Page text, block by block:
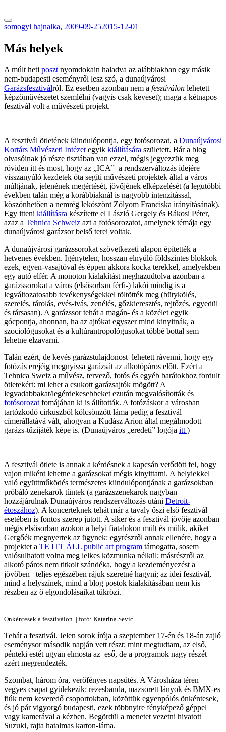
somogyi hajnalka, 2009-09-252015-12-01
Más helyek
A múlt heti poszt nyomdokain haladva az alábbiakban egy másik
nem-budapesti eseményről lesz szó, a dunaújvárosi
Garázsfesztiválról. Ez esetben azonban nem a fesztiválon lehetett
képzőművészetet szemlélni (vagyis csak keveset); maga a kétnapos
fesztivál volt a művészeti projekt.
A fesztivál ötletének kiindulópontja, egy fotósorozat, a Dunaújvárosi
Kortárs Művészeti Intézet egyik kiállítására született. Bár a blog
olvasóinak jó része tisztában van ezzel, mégis jegyezzük meg
röviden itt és most, hogy az „ICA” a rendszerváltozás idejére
visszanyúló kezdetek óta segíti művészeti projektek által a város
múltjának, jelenének megértését, jövőjének elképzelését (a legutóbbi
években talán még a korábbiaknál is nagyobb intenzitással,
köszönhetően a nemrég leköszönt Zólyom Franciska irányításának).
Egy itteni kiállításra készítette el László Gergely és Rákosi Péter,
azaz a Tehnica Schweiz azt a fotósorozatot, amelynek témája egy
dunaújvárosi garázsor belső terei voltak.
A dunaújvárosi garázssorokat szövetkezeti alapon építették a
hetvenes években. Igénytelen, hosszan elnyúló földszintes blokkok
ezek, egyen-vasajtóval és éppen akkora kocka terekkel, amelyekben
egy autó elfér. A monoton kialakítást meghazudtolva azonban a
garázssorokat a város (elsősorban férfi-) lakói mindig is a
legváltozatosabb tevékenységekkel töltötték meg (bütykölés,
szerelés, tárolás, evés-ivás, zenélés, gőzkieresztés, rejtőzés, egyedül
és társasan). A garázssor tehát a magán- és a közélet egyik
gócpontja, ahonnan, ha az ajtókat egyszer mind kinyitnák, a
szociológusokat és a kultúrantropológusokat többé bottal sem
lehetne elzavarni.
Talán ezért, de kevés garázstulajdonost lehetett rávenni, hogy egy
fotózás erejéig megnyissa garázsát az alkotópáros előtt. Ezért a
Tehnica Sweiz a művész, tervező, fotós és egyéb barátokhoz fordult
ötletekért: mi lehet a csukott garázsajtók mögött? A
legvadabbakat/legérdekesebbeket ezután megvalósították és
fotósorozat fomájában ki is állították. A fotózáskor a városban
tartózkodó cirkuszból kölcsönzött láma pedig a fesztivál
címerállatává vált, ahogyan a Kudász Arion által megálmodott
garázs-tűzijáték képe is. (Dunaújváros „eredeti” logója itt )
A fesztivál ötlete is annak a kérdésnek a kapcsán vetődött fel, hogy
vajon miként lehetne a garázsokat mégis kinyittatni. A helyiekkel
való együttműködés természetes kiindulópontjának a garázsokban
próbáló zenekarok tűntek (a garázszenekarok nagyban
hozzájárulnak Dunaújváros rendszerváltozás utáni Detroit-
étoszához). A koncerteknek tehát már a tavaly őszi első fesztivál
esetében is fontos szerep jutott. A siker és a fesztivál jövője azonban
mégis elsősorban azokon a helyi fiatalokon múlt és múlik, akiket
Gergőék megnyertek az ügynek: egyrészről annak ellenére, hogy a
projektet a TE ITT ÁLL public art program támogatta, sosem
valósulhatott volna meg lelkes közmunka nélkül; másrészről az
alkotó páros nem titkolt szándéka, hogy a kezdeményezést a
jövőben teljes egészében rájuk szeretné hagyni; az idei fesztivál,
mind a helyszínek, mind a blog postok kialakításában nem kis
részben az ő elgondolásaikat tükrözi.
Önkéntesek a fesztiválon. | fotó: Katarina Sevic
Tehát a fesztivál. Jelen sorok írója a szeptember 17-én és 18-án zajló
eseménysor második napján vett részt; mint megtudtam, az első,
pénteki estét ugyan elmosta az eső, de a programok nagy részét
azért megrendezték.
Szombat, három óra, verőfényes napsütés. A Városháza téren
vegyes csapat gyülekezik: rezesbanda, mazsorett lányok és BMX-es
fiúk nem keveredő csoportokban, közöttük egyenpólós önkéntesek,
és jó pár vigyorgó budapesti, ezek többnyire fényképező géppel
vagy kamerával a kézben. Begördül a menetet vezetni hivatott
Suzuki, rajta hatalmas karton-láma.